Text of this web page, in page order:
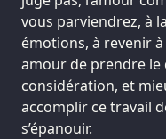
vous parviendrez, à
émotions, à revenir
amour de prendre
considération, et
accomplir ce travail
s’épanouir.